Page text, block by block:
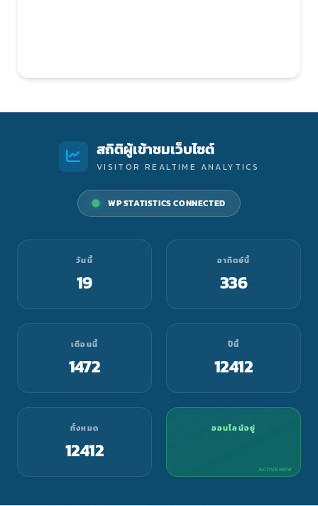
สถิติผู้เข้าชมเว็บไซต์
VISITOR REALTIME ANALYTICS
WP STATISTICS CONNECTED
วันนี้
19
อาทิตย์นี้
336
เดือนนี้
1472
ปีนี้
12412
ทั้งหมด
12412
ออนไลน์อยู่
ACTIVE NOW